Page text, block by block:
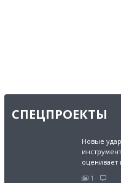
СПЕЦПРОЕКТЫ
Новые
оценивает
1